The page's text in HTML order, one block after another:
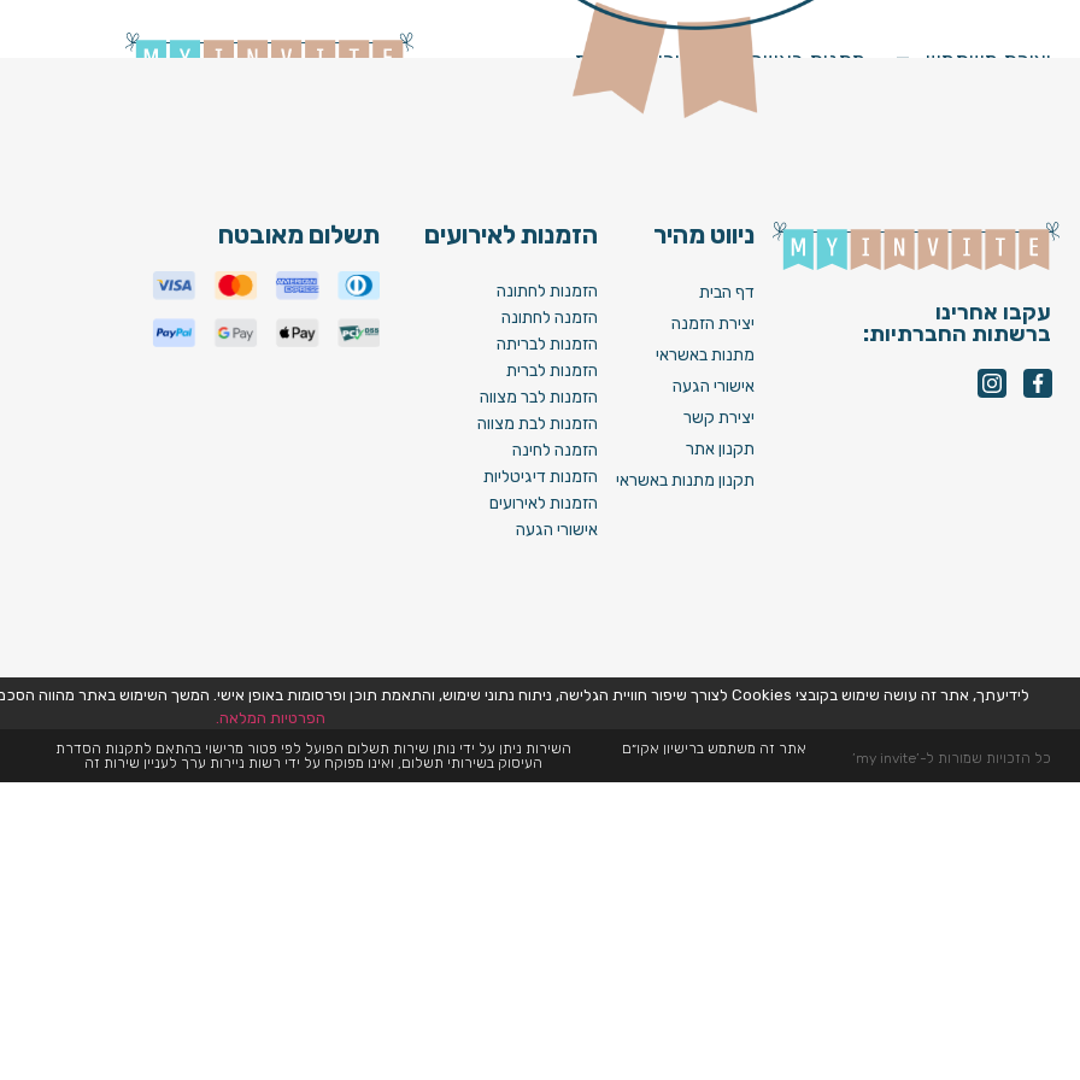
יצירת משתמש מתנות באשראי מחירים וחבילות
Brit_092_V22 [ Image ]
עקבו אחרינו
ברשתות החברתיות:
ניווט מהיר
דף הבית
יצירת הזמנה
מתנות באשראי
אישורי הגעה
יצירת קשר
תקנון אתר
תקנון מתנות באשראי
הזמנות לאירועים
הזמנות לחתונה
הזמנה לחתונה
הזמנות לבריתה
הזמנות לברית
הזמנות לבר מצווה
הזמנות לבת מצווה
הזמנה לחינה
הזמנות דיגיטליות
הזמנות לאירועים
אישורי הגעה
תשלום מאובטח
לידיעתך, אתר זה עושה שימוש בקובצי Cookies לצורך שיפור חוויית הגלישה, ניתוח נתוני שימוש, והתאמת תוכן ופרסומות באופן אישי. המשך השימוש באתר מהווה הסכמה לשימוש זה, בהתאם למדיניות הפרטיות שלנו. למידע נוסף,
הפרטיות המלאה.
כל הזכויות שמורות ל-’my invite’
אתר זה משתמש ברישיון אקו״ם
השירות ניתן על ידי נותן שירות תשלום הפועל לפי פטור מרישוי בהתאם לתקנות הסדרת
העיסוק בשירותי תשלום, ואינו מפוקח על ידי רשות ניירות ערך לעניין שירות זה